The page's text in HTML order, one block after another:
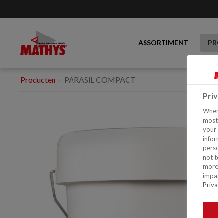
ASSORTIMENT
Producten
PARASIL COMPACT
your
not